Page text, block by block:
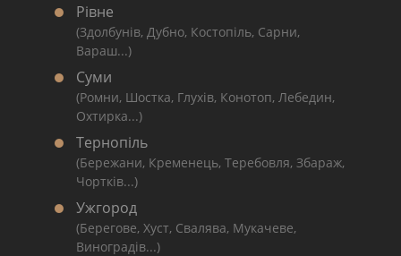
Рівне
(Здолбунів, Дубно, Костопіль, Сарни,
Вараш...)
Суми
(Ромни, Шостка, Глухів, Конотоп, Лебедин,
Охтирка...)
Тернопіль
(Бережани, Кременець, Теребовля, Збараж,
Чортків...)
Ужгород
(Берегове, Хуст, Свалява, Мукачеве,
Виноградів...)